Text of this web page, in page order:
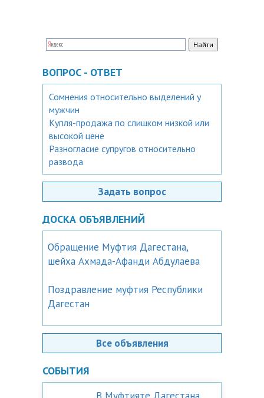
ВОПРОС - ОТВЕТ
Сомнения относительно выделений у
мужчин
Купля-продажа по слишком низкой или
высокой цене
Разногласие супругов относительно
развода
Задать вопрос
ДОСКА ОБЪЯВЛЕНИЙ
Обращение Муфтия Дагестана,
шейха Ахмада-Афанди Абдулаева
Поздравление муфтия Республики
Дагестан
Все объявления
СОБЫТИЯ